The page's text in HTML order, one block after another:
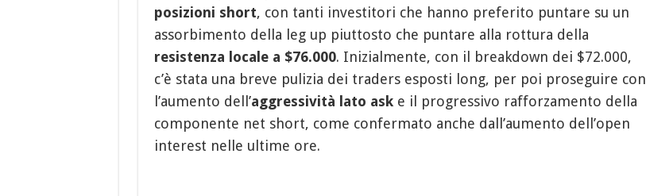
posizioni short, con tanti investitori che hanno preferito puntare su un
assorbimento della leg up piuttosto che puntare alla rottura della
resistenza locale a $76.000. Inizialmente, con il breakdown dei $72.000,
c’è stata una breve pulizia dei traders esposti long, per poi proseguire con
l’aumento dell’aggressività lato aske il progressivo rafforzamento della
componente net short, come confermato anche dall’aumento dell’open
interest nelle ultime ore.